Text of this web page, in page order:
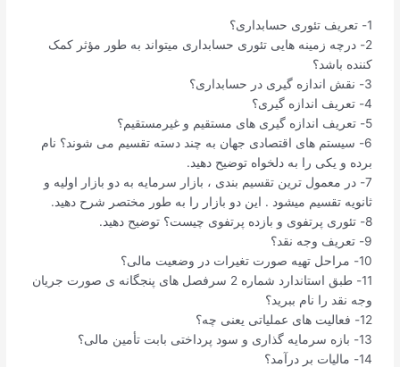
1- تعریف تئوری حسابداری؟
2- درچه زمینه هایی تئوری حسابداری میتواند به طور مؤثر کمک
کننده باشد؟
3- نقش اندازه گیری در حسابداری؟
4- تعریف اندازه گیری؟
5- تعریف اندازه گیری های مستقیم و غیرمستقیم؟
6- سیستم های اقتصادی جهان به چند دسته تقسیم می شوند؟ نام
برده و یکی را به دلخواه توضیح دهید.
7- در معمول ترین تقسیم بندی ، بازار سرمایه به دو بازار اولیه و
ثانویه تقسیم میشود . این دو بازار را به طور مختصر شرح دهید.
8- تئوری پرتفوی و بازده پرتفوی چیست؟ توضیح دهید.
9- تعریف وجه نقد؟
10- مراحل تهیه صورت تغیرات در وضعیت مالی؟
11- طبق استاندارد شماره 2 سرفصل های پنجگانه ی صورت جریان
وجه نقد را نام ببرید؟
12- فعالیت های عملیاتی یعنی چه؟
13- بازه سرمایه گذاری و سود پرداختی بابت تأمین مالی؟
14- مالیات بر درآمد؟